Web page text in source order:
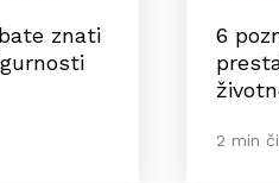
znati
6
2 min